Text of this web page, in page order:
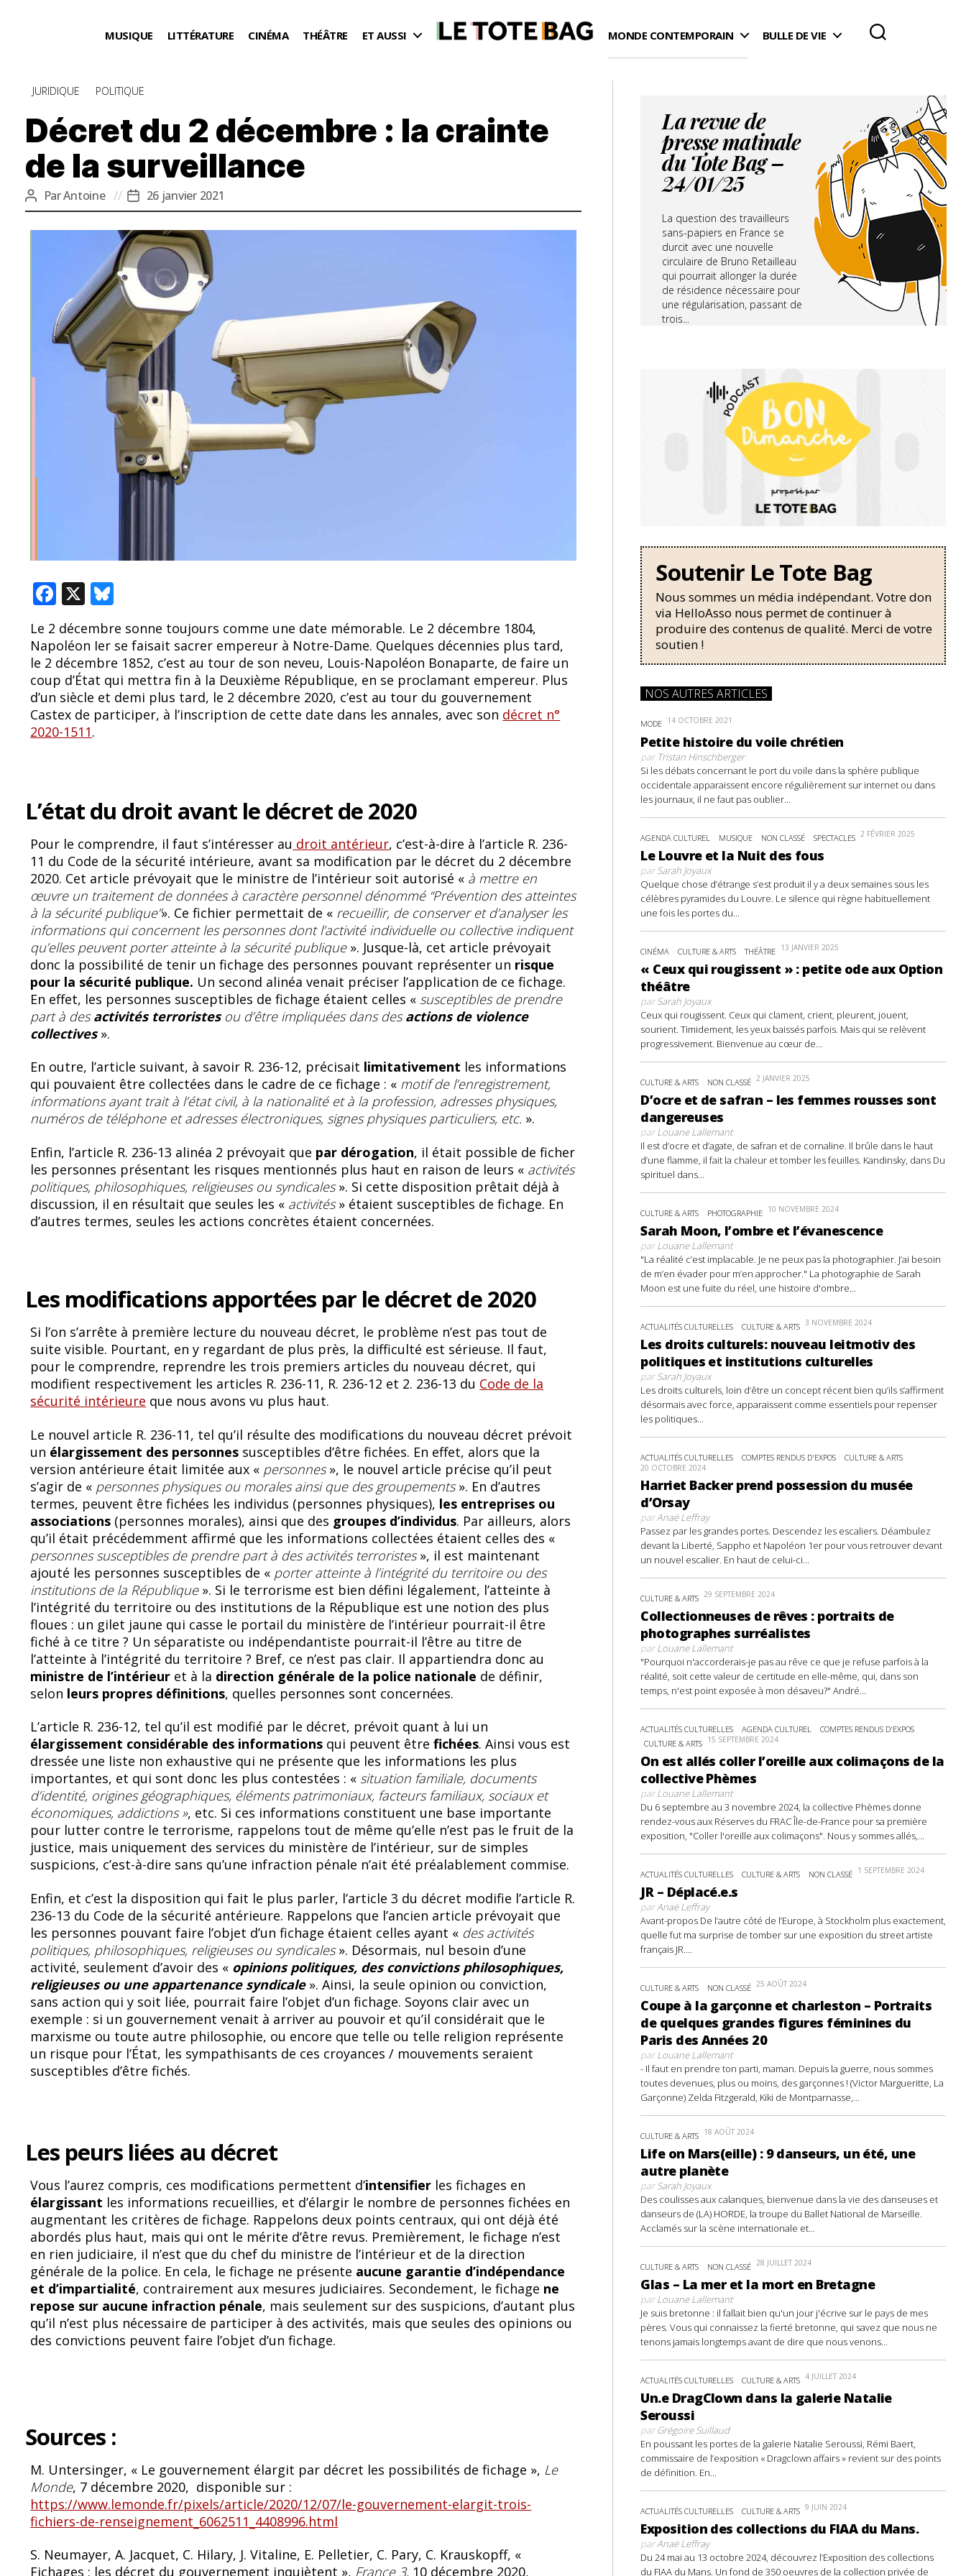
MUSIQUE LITTÉRATURE CINÉMA THÉÂTRE ET AUSSI MONDE CONTEMPORAIN BULLE DE VIE
Catégories
JURIDIQUE POLITIQUE
Décret du 2 décembre : la crainte
de la surveillance
Auteur
de
l’article
ParAntoine
Date
de
l’article
26 janvier 2021
F
ac
e
b
o
o
k
X
e
sk
y
Le 2 décembre sonne toujours comme une date mémorable. Le 2 décembre 1804,
Napoléon Ier se faisait sacrer empereur à Notre-Dame. Quelques décennies plus tard,
le 2 décembre 1852, c’est au tour de son neveu, Louis-Napoléon Bonaparte, de faire un
coup d’État qui mettra fin à la Deuxième République, en se proclamant empereur. Plus
d’un siècle et demi plus tard, le 2 décembre 2020, c’est au tour du gouvernement
Castex de participer, à l’inscription de cette date dans les annales, avec son décret n°
2020-1511.
L’état du droit avant le décret de 2020
Pour le comprendre, il faut s’intéresser au droit antérieur, c’est-à-dire à l’article R. 236-
11 du Code de la sécurité intérieure, avant sa modification par le décret du 2 décembre
2020. Cet article prévoyait que le ministre de l’intérieur soit autorisé « à mettre en
œuvre un traitement de données à caractère personnel dénommé “Prévention des atteintes
à la sécurité publique”». Ce fichier permettait de « recueillir, de conserver et d’analyser les
informations qui concernent les personnes dont l’activité individuelle ou collective indiquent
qu’elles peuvent porter atteinte à la sécurité publique ». Jusque-là, cet article prévoyait
donc la possibilité de tenir un fichage des personnes pouvant représenter un risque
pour la sécurité publique. Un second alinéa venait préciser l’application de ce fichage.
En effet, les personnes susceptibles de fichage étaient celles « susceptibles de prendre
part à desactivités terroristes ou d’être impliquées dans desactions de violence
collectives».
En outre, l’article suivant, à savoir R. 236-12, précisait limitativement les informations
qui pouvaient être collectées dans le cadre de ce fichage : « motif de l’enregistrement,
informations ayant trait à l’état civil, à la nationalité et à la profession, adresses physiques,
numéros de téléphone et adresses électroniques, signes physiques particuliers, etc. ».
Enfin, l’article R. 236-13 alinéa 2 prévoyait que par dérogation, il était possible de ficher
les personnes présentant les risques mentionnés plus haut en raison de leurs « activités
politiques, philosophiques, religieuses ou syndicales». Si cette disposition prêtait déjà à
discussion, il en résultait que seules les « activités» étaient susceptibles de fichage. En
d’autres termes, seules les actions concrètes étaient concernées.
Les modifications apportées par le décret de 2020
Si l’on s’arrête à première lecture du nouveau décret, le problème n’est pas tout de
suite visible. Pourtant, en y regardant de plus près, la difficulté est sérieuse. Il faut,
pour le comprendre, reprendre les trois premiers articles du nouveau décret, qui
modifient respectivement les articles R. 236-11, R. 236-12 et 2. 236-13 du Code de la
sécurité intérieure que nous avons vu plus haut.
Le nouvel article R. 236-11, tel qu’il résulte des modifications du nouveau décret prévoit
un élargissement des personnes susceptibles d’être fichées. En effet, alors que la
version antérieure était limitée aux « personnes», le nouvel article précise qu’il peut
s’agir de « personnes physiques ou morales ainsi que des groupements». En d’autres
termes, peuvent être fichées les individus (personnes physiques), les entreprises ou
associations (personnes morales), ainsi que des groupes d’individus. Par ailleurs, alors
qu’il était précédemment affirmé que les informations collectées étaient celles des «
personnes susceptibles de prendre part à des activités terroristes», il est maintenant
ajouté les personnes susceptibles de « porter atteinte à l’intégrité du territoire ou des
institutions de la République ». Si le terrorisme est bien défini légalement, l’atteinte à
l’intégrité du territoire ou des institutions de la République est une notion des plus
floues : un gilet jaune qui casse le portail du ministère de l’intérieur pourrait-il être
fiché à ce titre ? Un séparatiste ou indépendantiste pourrait-il l’être au titre de
l’atteinte à l’intégrité du territoire ? Bref, ce n’est pas clair. Il appartiendra donc au
ministre de l’intérieur et à la direction générale de la police nationale de définir,
selon leurs propres définitions, quelles personnes sont concernées.
L’article R. 236-12, tel qu’il est modifié par le décret, prévoit quant à lui un
élargissement considérable des informations qui peuvent êtrefichées. Ainsi vous est
dressée une liste non exhaustive qui ne présente que les informations les plus
importantes, et qui sont donc les plus contestées : « situation familiale, documents
d’identité, origines géographiques, éléments patrimoniaux, facteurs familiaux, sociaux et
économiques, addictions », etc. Si ces informations constituent une base importante
pour lutter contre le terrorisme, rappelons tout de même qu’elle n’est pas le fruit de la
justice, mais uniquement des services du ministère de l’intérieur, sur de simples
suspicions, c’est-à-dire sans qu’une infraction pénale n’ait été préalablement commise.
Enfin, et c’est la disposition qui fait le plus parler, l’article 3 du décret modifie l’article R.
236-13 du Code de la sécurité antérieure. Rappelons que l’ancien article prévoyait que
les personnes pouvant faire l’objet d’un fichage étaient celles ayant « des activités
politiques, philosophiques, religieuses ou syndicales». Désormais, nul besoin d’une
activité, seulement d’avoir des « opinions politiques, des convictions philosophiques,
religieuses ou une appartenance syndicale ». Ainsi, la seule opinion ou conviction,
sans action qui y soit liée, pourrait faire l’objet d’un fichage. Soyons clair avec un
exemple : si un gouvernement venait à arriver au pouvoir et qu’il considérait que le
marxisme ou toute autre philosophie, ou encore que telle ou telle religion représente
un risque pour l’État, les sympathisants de ces croyances / mouvements seraient
susceptibles d’être fichés.
Les peurs liées au décret
Vous l’aurez compris, ces modifications permettent d’intensifier les fichages en
élargissant les informations recueillies, et d’élargir le nombre de personnes fichées en
augmentant les critères de fichage. Rappelons deux points centraux, qui ont déjà été
abordés plus haut, mais qui ont le mérite d’être revus. Premièrement, le fichage n’est
en rien judiciaire, il n’est que du chef du ministre de l’intérieur et de la direction
générale de la police. En cela, le fichage ne présente aucune garantie d’indépendance
et d’impartialité, contrairement aux mesures judiciaires. Secondement, le fichage ne
repose sur aucune infraction pénale, mais seulement sur des suspicions, d’autant plus
qu’il n’est plus nécessaire de participer à des activités, mais que seules des opinions ou
des convictions peuvent faire l’objet d’un fichage.
Sources :
M. Untersinger, « Le gouvernement élargit par décret les possibilités de fichage », Le
Monde, 7 décembre 2020, disponible sur :
https://www.lemonde.fr/pixels/article/2020/12/07/le-gouvernement-elargit-trois-
fichiers-de-renseignement_6062511_4408996.html
S. Neumayer, A. Jacquet, C. Hilary, J. Vitaline, E. Pelletier, C. Pary, C. Krauskopff, «
Fichages : les décret du gouvernement inquiètent », France 3, 10 décembre 2020,
La revue de
presse matinale
du Tote Bag –
24/01/25
La question des travailleurs
sans-papiers en France se
durcit avec une nouvelle
circulaire de Bruno Retailleau
qui pourrait allonger la durée
de résidence nécessaire pour
une régularisation, passant de
trois...
Soutenir Le Tote Bag
Nous sommes un média indépendant. Votre don
via HelloAsso nous permet de continuer à
produire des contenus de qualité. Merci de votre
soutien !
NOS AUTRES ARTICLES
MODE 14 OCTOBRE 2021
Petite histoire du voile chrétien
parTristan Hinschberger
Si les débats concernant le port du voile dans la sphère publique
occidentale apparaissent encore régulièrement sur internet ou dans
les journaux, il ne faut pas oublier...
AGENDA CULTUREL MUSIQUE NON CLASSÉ SPECTACLES 2 FÉVRIER 2025
Le Louvre et la Nuit des fous
parSarah Joyaux
Quelque chose d’étrange s’est produit il y a deux semaines sous les
célèbres pyramides du Louvre. Le silence qui règne habituellement
une fois les portes du...
CINÉMA CULTURE & ARTS THÉÂTRE 13 JANVIER 2025
« Ceux qui rougissent » : petite ode aux Option
théâtre
parSarah Joyaux
Ceux qui rougissent. Ceux qui clament, crient, pleurent, jouent,
sourient. Timidement, les yeux baissés parfois. Mais qui se relèvent
progressivement. Bienvenue au cœur de...
CULTURE & ARTS NON CLASSÉ 2 JANVIER 2025
D’ocre et de safran – les femmes rousses sont
dangereuses
parLouane Lallemant
Il est d’ocre et d’agate, de safran et de cornaline. Il brûle dans le haut
d’une flamme, il fait la chaleur et tomber les feuilles. Kandinsky, dans Du
spirituel dans...
CULTURE & ARTS PHOTOGRAPHIE 10 NOVEMBRE 2024
Sarah Moon, l’ombre et l’évanescence
parLouane Lallemant
"La réalité c’est implacable. Je ne peux pas la photographier. J’ai besoin
de m’en évader pour m’en approcher." La photographie de Sarah
Moon est une fuite du réel, une histoire d'ombre...
ACTUALITÉS CULTURELLES CULTURE & ARTS 3 NOVEMBRE 2024
Les droits culturels: nouveau leitmotiv des
politiques et institutions culturelles
parSarah Joyaux
Les droits culturels, loin d’être un concept récent bien qu’ils s’affirment
désormais avec force, apparaissent comme essentiels pour repenser
les politiques...
ACTUALITÉS CULTURELLES COMPTES RENDUS D'EXPOS CULTURE & ARTS
20 OCTOBRE 2024
Harriet Backer prend possession du musée
d’Orsay
parAnaë Leffray
Passez par les grandes portes. Descendez les escaliers. Déambulez
devant la Liberté, Sappho et Napoléon 1er pour vous retrouver devant
un nouvel escalier. En haut de celui-ci...
CULTURE & ARTS 29 SEPTEMBRE 2024
Collectionneuses de rêves : portraits de
photographes surréalistes
parLouane Lallemant
"Pourquoi n'accorderais-je pas au rêve ce que je refuse parfois à la
réalité, soit cette valeur de certitude en elle-même, qui, dans son
temps, n'est point exposée à mon désaveu?" André...
ACTUALITÉS CULTURELLES AGENDA CULTUREL
COMPTES RENDUS D'EXPOS
CULTURE & ARTS 15 SEPTEMBRE 2024
On est allés coller l’oreille aux colimaçons de la
collective Phèmes
parLouane Lallemant
Du 6 septembre au 3 novembre 2024, la collective Phèmes donne
rendez-vous aux Réserves du FRAC Île-de-France pour sa première
exposition, "Coller l'oreille aux colimaçons". Nous y sommes allés,...
ACTUALITÉS CULTURELLES CULTURE & ARTS NON CLASSÉ 1 SEPTEMBRE 2024
JR – Déplacé.e.s
parAnaë Leffray
Avant-propos De l’autre côté de l’Europe, à Stockholm plus exactement,
quelle fut ma surprise de tomber sur une exposition du street artiste
français JR....
CULTURE & ARTS NON CLASSÉ 25 AOÛT 2024
Coupe à la garçonne et charleston – Portraits
de quelques grandes figures féminines du
Paris des Années 20
parLouane Lallemant
- Il faut en prendre ton parti, maman. Depuis la guerre, nous sommes
toutes devenues, plus ou moins, des garçonnes ! (Victor Margueritte, La
Garçonne) Zelda Fitzgerald, Kiki de Montparnasse,...
CULTURE & ARTS 18 AOÛT 2024
Life on Mars(eille) : 9 danseurs, un été, une
autre planète
parSarah Joyaux
Des coulisses aux calanques, bienvenue dans la vie des danseuses et
danseurs de (LA) HORDE, la troupe du Ballet National de Marseille.
Acclamés sur la scène internationale et...
CULTURE & ARTS NON CLASSÉ 28 JUILLET 2024
Glas – La mer et la mort en Bretagne
parLouane Lallemant
Je suis bretonne : il fallait bien qu'un jour j'écrive sur le pays de mes
pères. Vous qui connaissez la fierté bretonne, qui savez que nous ne
tenons jamais longtemps avant de dire que nous venons...
ACTUALITÉS CULTURELLES CULTURE & ARTS 4 JUILLET 2024
Un.e DragClown dans la galerie Natalie
Seroussi
parGrégoire Suillaud
En poussant les portes de la galerie Natalie Seroussi, Rémi Baert,
commissaire de l’exposition « Dragclown affairs » revient sur des points
de définition. En...
ACTUALITÉS CULTURELLES CULTURE & ARTS 9 JUIN 2024
Exposition des collections du FIAA du Mans.
parAnaë Leffray
Du 24 mai au 13 octobre 2024, découvrez l’Exposition des collections
du FIAA du Mans. Un fond de 350 oeuvres de la collection privée de